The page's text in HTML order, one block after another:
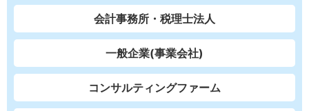
会計事務所・税理士法人
一般企業(事業会社)
コンサルティングファーム